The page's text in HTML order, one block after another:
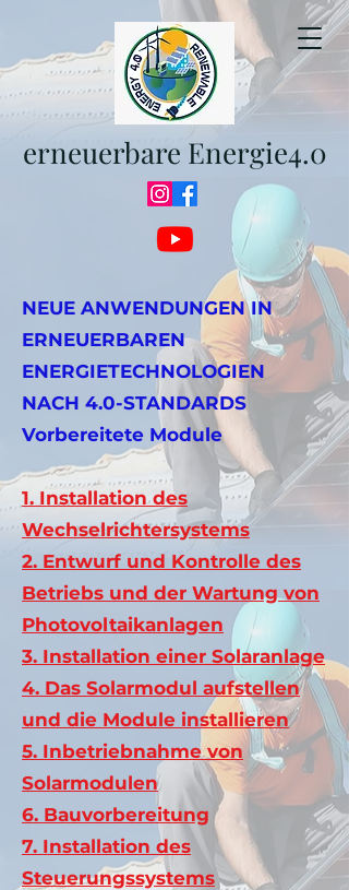
erneuerbare Energie4.0
NEUE ANWENDUNGEN IN
ERNEUERBAREN
ENERGIETECHNOLOGIEN
NACH 4.0-STANDARDS
Vorbereitete Module
1. Installation des
Wechselrichtersystems​
2. Entwurf und Kontrolle des
Betriebs und der Wartung von
Photovoltaikanlagen​
3. Installation einer Solaranlage​
4. Das Solarmodul aufstellen
und die Module installieren​
5. Inbetriebnahme von
Solarmodulen​
6. Bauvorbereitung​
7. Installation des
Steuerungssystems​